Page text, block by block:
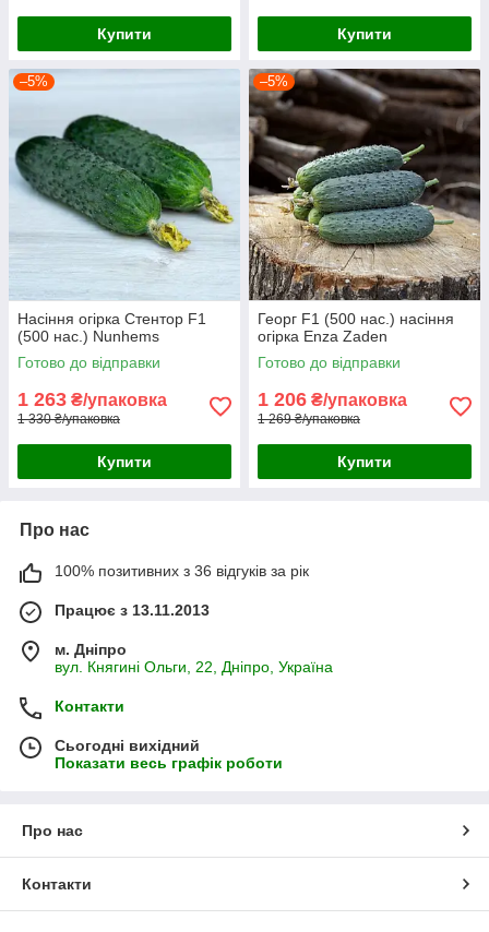
Купити Купити
–5%
Насіння огірка Стентор F1
(500 нас.) Nunhems
Готово до відправки
1 263 ₴/упаковка
1 330 ₴/упаковка
Купити
–5%
Георг F1 (500 нас.) насіння
огірка Enza Zaden
Готово до відправки
1 206 ₴/упаковка
1 269 ₴/упаковка
Купити
Про нас
100% позитивних з 36 відгуків за рік
Працює з 13.11.2013
м. Дніпро
вул. Княгині Ольги, 22, Дніпро, Україна
Контакти
Сьогодні вихідний
Показати весь графік роботи
Про нас
Контакти